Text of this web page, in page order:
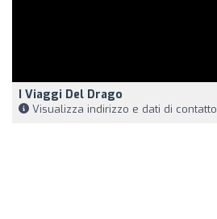
I Viaggi Del Drago
Visualizza indirizzo e dati di contatto